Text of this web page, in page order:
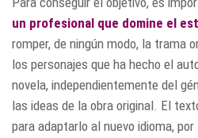
un profesional que domine el
romper, de ningún modo, la trama
los personajes que ha hecho el
novela, independientemente del
las ideas de la obra original. El
para adaptarlo al nuevo idioma,